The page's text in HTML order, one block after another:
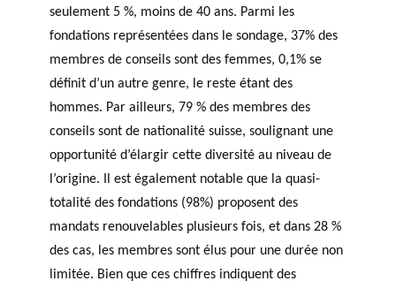
seulement 5 %, moins de 40 ans. Parmi les
fondations représentées dans le sondage, 37% des
membres de conseils sont des femmes, 0,1% se
définit d’un autre genre, le reste étant des
hommes. Par ailleurs, 79 % des membres des
conseils sont de nationalité suisse, soulignant une
opportunité d’élargir cette diversité au niveau de
l’origine. Il est également notable que la quasi-
totalité des fondations (98%) proposent des
mandats renouvelables plusieurs fois, et dans 28 %
des cas, les membres sont élus pour une durée non
limitée. Bien que ces chiffres indiquent des